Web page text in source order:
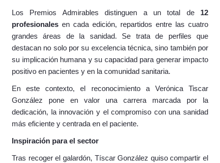
Los Premios Admirables distinguen a un total de 12
profesionales en cada edición, repartidos entre las cuatro
grandes áreas de la sanidad. Se trata de perfiles que
destacan no solo por su excelencia técnica, sino también por
su implicación humana y su capacidad para generar impacto
positivo en pacientes y en la comunidad sanitaria.
En este contexto, el reconocimiento a Verónica Tiscar
González pone en valor una carrera marcada por la
dedicación, la innovación y el compromiso con una sanidad
más eficiente y centrada en el paciente.
Inspiración para el sector
Tras recoger el galardón, Tíscar González quiso compartir el